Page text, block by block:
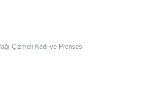
Çizmeli Kedi ve Prenses